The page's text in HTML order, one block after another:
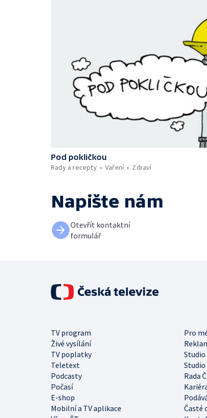
Pod pokličkou
Rady a recepty
Vaření Zdraví
Napište nám
Otevřít kontaktní
formulář
TV program
Pro
Živé vysílání
TV poplatky
Teletext
Studio
Podcasty
Rada
Počasí
E-shop
Mobilní a TV aplikace
Časté